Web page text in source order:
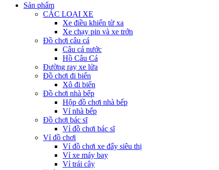
Sản phẩm
CÁC LOẠI XE
Xe điều khiển từ xa
Xe chạy pin và xe trớn
Đồ chơi câu cá
Câu cá nước
Hồ Câu Cá
Đường ray xe lửa
Đồ chơi đi biển
Xô đi biển
Đồ chơi nhà bếp
Hộp đồ chơi nhà bếp
Vỉ nhà bếp
Đồ chơi bác sĩ
Vỉ đồ chơi bác sĩ
Vỉ đồ chơi
Vỉ đồ chơi xe đẩy siêu thị
Vỉ xe máy bay
Vỉ trái cây